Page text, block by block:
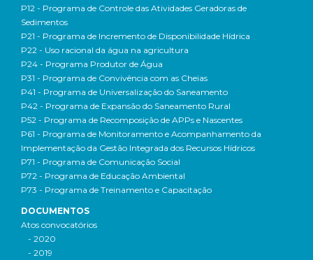
P12 - Programa de Controle das Atividades Geradoras de
Sedimentos
P21 - Programa de Incremento de Disponibilidade Hídrica
P22 - Uso racional da água na agricultura
P24 - Programa Produtor de Água
P31 - Programa de Convivência com as Cheias
P41 - Programa de Universalização do Saneamento
P42 - Programa de Expansão do Saneamento Rural
P52 - Programa de Recomposição de APPs e Nascentes
P61 - Programa de Monitoramento e Acompanhamento da
Implementação da Gestão Integrada dos Recursos Hídricos
P71 - Programa de Comunicação Social
P72 - Programa de Educação Ambiental
P73 - Programa de Treinamento e Capacitação
DOCUMENTOS
Atos convocatórios
- 2020
- 2019